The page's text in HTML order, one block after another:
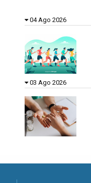
04 Ago 2026
03 Ago 2026